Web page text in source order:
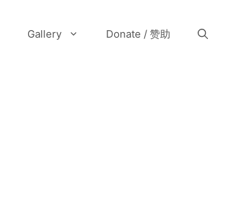
Gallery Donate / 赞助